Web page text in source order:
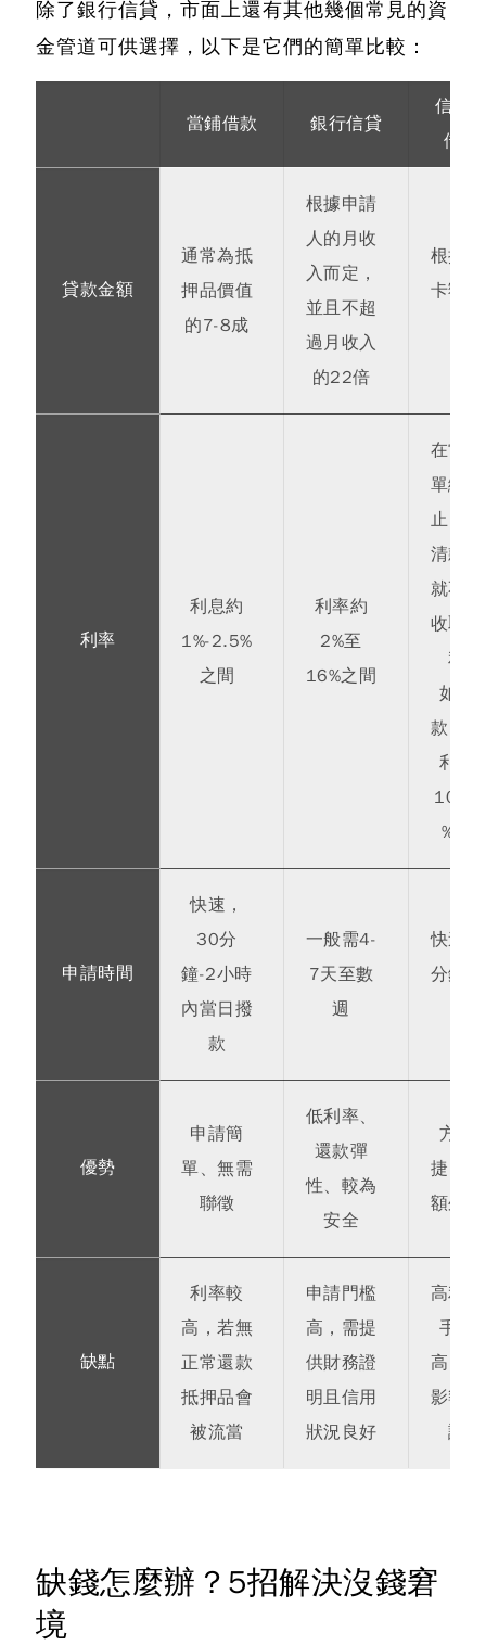
除了銀行信貸，市面上還有其他幾個常見的資
金管道可供選擇，以下是它們的簡單比較：
當鋪借款 銀行信貸
信用
借現
貸款金額
通常為抵
押品價值
的7-8成
根據申請
人的月收
入而定，
並且不超
過月收入
的22倍
根據
卡額
利率
利息約
1%-2.5%
之間
利率約
2%至
16%之間
在當
單繳
止日
清款
就不
收取
利息
如未
款，
利息
10%-
%之
申請時間
快速，
30分
鐘-2小時
內當日撥
款
一般需4-
7天至數
週
快速
分鐘
優勢
申請簡
單、無需
聯徵
低利率、
還款彈
性、較為
安全
方便
捷，
額外
缺點
利率較
高，若無
正常還款
抵押品會
被流當
申請門檻
高，需提
供財務證
明且信用
狀況良好
高利
手續
高，
影響
評分
缺錢怎麼辦？5招解決沒錢窘
境